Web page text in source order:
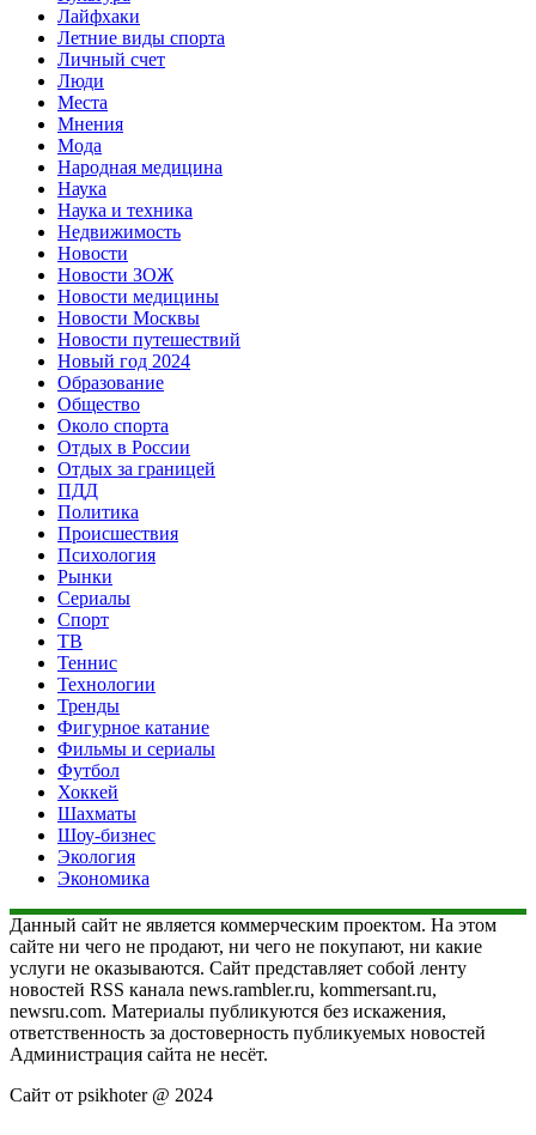
Лайфхаки
Летние виды спорта
Личный счет
Люди
Места
Мнения
Мода
Народная медицина
Наука
Наука и техника
Недвижимость
Новости
Новости ЗОЖ
Новости медицины
Новости Москвы
Новости путешествий
Новый год 2024
Образование
Общество
Около спорта
Отдых в России
Отдых за границей
ПДД
Политика
Происшествия
Психология
Рынки
Сериалы
Спорт
ТВ
Теннис
Технологии
Тренды
Фигурное катание
Фильмы и сериалы
Футбол
Хоккей
Шахматы
Шоу-бизнес
Экология
Экономика
Данный сайт не является коммерческим проектом. На этом
сайте ни чего не продают, ни чего не покупают, ни какие
услуги не оказываются. Сайт представляет собой ленту
новостей RSS канала news.rambler.ru, kommersant.ru,
newsru.com. Материалы публикуются без искажения,
ответственность за достоверность публикуемых новостей
Администрация сайта не несёт.
Сайт от psikhoter @ 2024